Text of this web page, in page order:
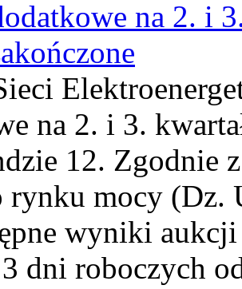
na 2. i
na 2. i 3.
12. Zgodnie
rynku mocy (Dz.
wyniki
dni roboczych